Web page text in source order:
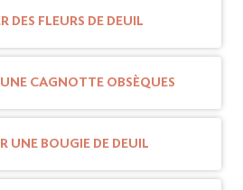
DES FLEURS DE DEUIL
CAGNOTTE OBSÈQUES
UNE BOUGIE DE DEUIL